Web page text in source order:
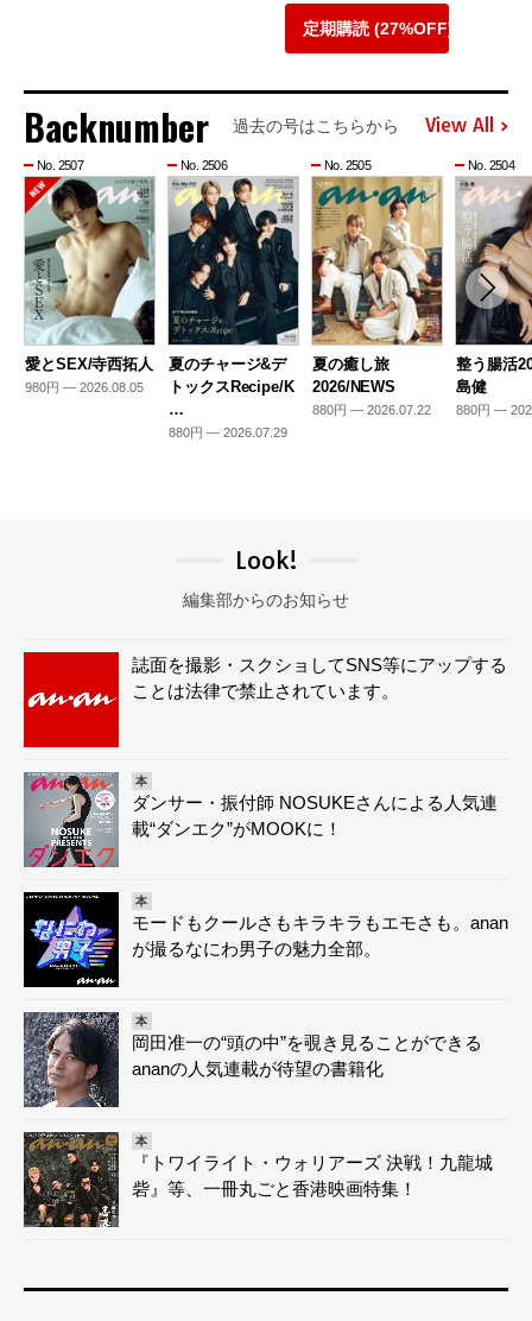
定期購読 (27%OFF)
Backnumber 過去の号はこちらから View All
No. 2507
愛とSEX/寺西拓人
980円 — 2026.08.05
No. 2506
夏のチャージ&デ
トックスRecipe/K
…
880円 — 2026.07.29
No. 2505
夏の癒し旅
2026/NEWS
880円 — 2026.07.22
No. 2504
整う腸活
島健
880円 —
Look!
編集部からのお知らせ
誌面を撮影・スクショしてSNS等にアップする
ことは法律で禁止されています。
本
ダンサー・振付師 NOSUKEさんによる人気連
載“ダンエク”がMOOKに！
本
モードもクールさもキラキラもエモさも。anan
が撮るなにわ男子の魅力全部。
本
岡田准一の“頭の中”を覗き見ることができる
ananの人気連載が待望の書籍化
本
『トワイライト・ウォリアーズ 決戦！九龍城
砦』等、一冊丸ごと香港映画特集！